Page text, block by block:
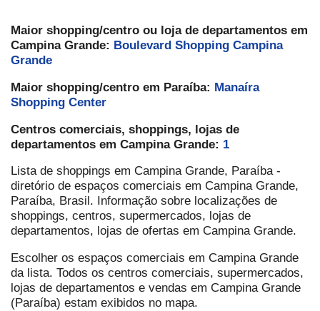
Maior shopping/centro ou loja de departamentos em
Campina Grande: Boulevard Shopping Campina
Grande
Maior shopping/centro em Paraíba: Manaíra
Shopping Center
Centros comerciais, shoppings, lojas de
departamentos em Campina Grande: 1
Lista de shoppings em Campina Grande, Paraíba -
diretório de espaços comerciais em Campina Grande,
Paraíba, Brasil. Informação sobre localizações de
shoppings, centros, supermercados, lojas de
departamentos, lojas de ofertas em Campina Grande.
Escolher os espaços comerciais em Campina Grande
da lista. Todos os centros comerciais, supermercados,
lojas de departamentos e vendas em Campina Grande
(Paraíba) estam exibidos no mapa.